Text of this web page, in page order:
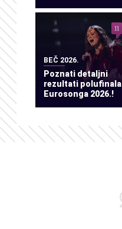
BEČ 2026.
Poznati detaljni
rezultati polufinala
Eurosonga 2026.!
11